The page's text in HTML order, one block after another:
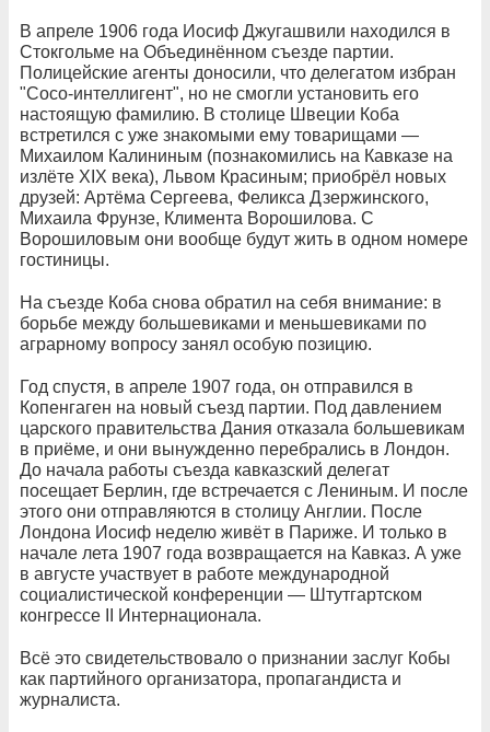
В апреле 1906 года Иосиф Джугашвили находился в
Стокгольме на Объединённом съезде партии.
Полицейские агенты доносили, что делегатом избран
"Сосо-интеллигент", но не смогли установить его
настоящую фамилию. В столице Швеции Коба
встретился с уже знакомыми ему товарищами —
Михаилом Калининым (познакомились на Кавказе на
излёте XIX века), Львом Красиным; приобрёл новых
друзей: Артёма Сергеева, Феликса Дзержинского,
Михаила Фрунзе, Климента Ворошилова. С
Ворошиловым они вообще будут жить в одном номере
гостиницы.
На съезде Коба снова обратил на себя внимание: в
борьбе между большевиками и меньшевиками по
аграрному вопросу занял особую позицию.
Год спустя, в апреле 1907 года, он отправился в
Копенгаген на новый съезд партии. Под давлением
царского правительства Дания отказала большевикам
в приёме, и они вынужденно перебрались в Лондон.
До начала работы съезда кавказский делегат
посещает Берлин, где встречается с Лениным. И после
этого они отправляются в столицу Англии. После
Лондона Иосиф неделю живёт в Париже. И только в
начале лета 1907 года возвращается на Кавказ. А уже
в августе участвует в работе международной
социалистической конференции — Штутгартском
конгрессе II Интернационала.
Всё это свидетельствовало о признании заслуг Кобы
как партийного организатора, пропагандиста и
журналиста.